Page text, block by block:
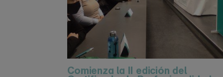
Comienza la II edición del